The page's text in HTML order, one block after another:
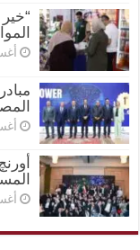
المصرية